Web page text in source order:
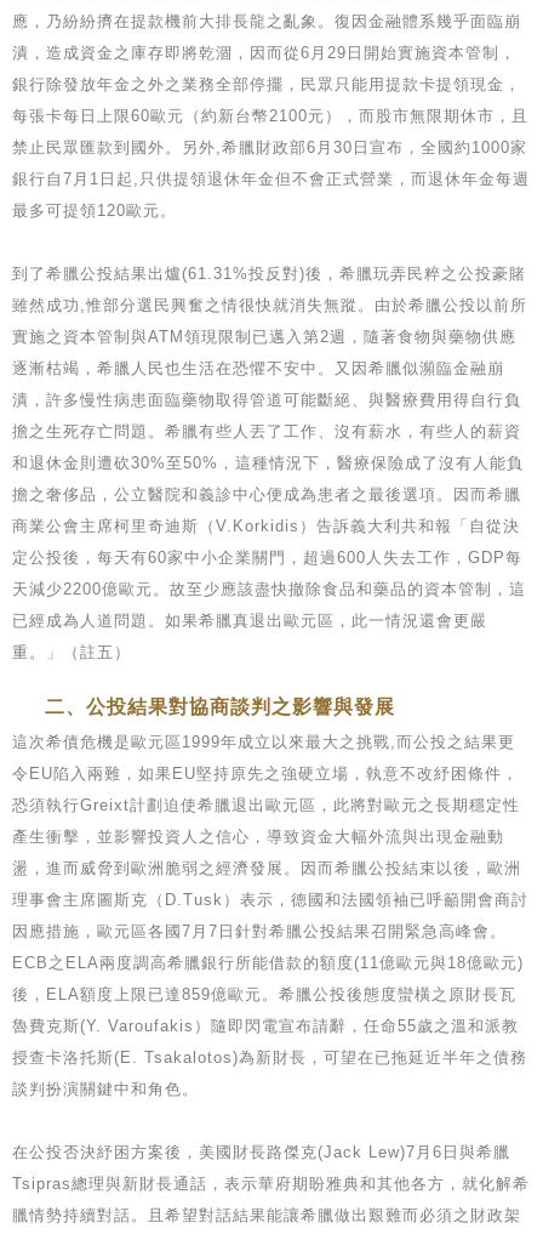
應，乃紛紛擠在提款機前大排長龍之亂象。復因金融體系幾乎面臨崩
潰，造成資金之庫存即將乾涸，因而從6月29日開始實施資本管制，
銀行除發放年金之外之業務全部停擺，民眾只能用提款卡提領現金，
每張卡每日上限60歐元（約新台幣2100元），而股市無限期休市，且
禁止民眾匯款到國外。另外,希臘財政部6月30日宣布，全國約1000家
銀行自7月1日起,只供提領退休年金但不會正式營業，而退休年金每週
最多可提領120歐元。
到了希臘公投結果出爐(61.31%投反對)後，希臘玩弄民粹之公投豪賭
雖然成功,惟部分選民興奮之情很快就消失無蹤。由於希臘公投以前所
實施之資本管制與ATM領現限制已邁入第2週，隨著食物與藥物供應
逐漸枯竭，希臘人民也生活在恐懼不安中。又因希臘似瀕臨金融崩
潰，許多慢性病患面臨藥物取得管道可能斷絕、與醫療費用得自行負
擔之生死存亡問題。希臘有些人丟了工作、沒有薪水，有些人的薪資
和退休金則遭砍30%至50%，這種情況下，醫療保險成了沒有人能負
擔之奢侈品，公立醫院和義診中心便成為患者之最後選項。因而希臘
商業公會主席柯里奇迪斯（V.Korkidis）告訴義大利共和報「自從決
定公投後，每天有60家中小企業關門，超過600人失去工作，GDP每
天減少2200億歐元。故至少應該盡快撤除食品和藥品的資本管制，這
已經成為人道問題。如果希臘真退出歐元區，此一情況還會更嚴
重。」（註五）
二、公投結果對協商談判之影響與發展
這次希債危機是歐元區1999年成立以來最大之挑戰,而公投之結果更
令EU陷入兩難，如果EU堅持原先之強硬立場，執意不改紓困條件，
恐須執行Greixt計劃迫使希臘退出歐元區，此將對歐元之長期穩定性
產生衝擊，並影響投資人之信心，導致資金大幅外流與出現金融動
盪，進而威脅到歐洲脆弱之經濟發展。因而希臘公投結束以後，歐洲
理事會主席圖斯克（D.Tusk）表示，德國和法國領袖已呼籲開會商討
因應措施，歐元區各國7月7日針對希臘公投結果召開緊急高峰會。
ECB之ELA兩度調高希臘銀行所能借款的額度(11億歐元與18億歐元)
後，ELA額度上限已達859億歐元。希臘公投後態度蠻橫之原財長瓦
魯費克斯(Y. Varoufakis）隨即閃電宣布請辭，任命55歲之溫和派教
授查卡洛托斯(E. Tsakalotos)為新財長，可望在已拖延近半年之債務
談判扮演關鍵中和角色。
在公投否決紓困方案後，美國財長路傑克(Jack Lew)7月6日與希臘
Tsipras總理與新財長通話，表示華府期盼雅典和其他各方，就化解希
臘情勢持續對話。且希望對話結果能讓希臘做出艱難而必須之財政架